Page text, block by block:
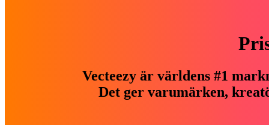
Vecteezy är världens #1
Det ger varumärken,